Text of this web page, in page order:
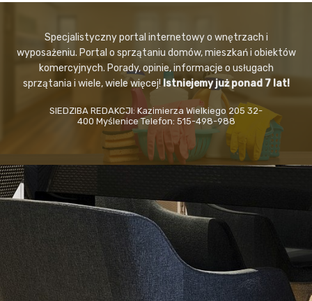
Specjalistyczny portal internetowy o wnętrzach i
wyposażeniu. Portal o sprzątaniu domów, mieszkań i obiektów
komercyjnych. Porady, opinie, informacje o usługach
sprzątania i wiele, wiele więcej!Istniejemy już ponad 7 lat!
SIEDZIBA REDAKCJI: Kazimierza Wielkiego 205 32-
400 Myślenice Telefon: 515-498-988